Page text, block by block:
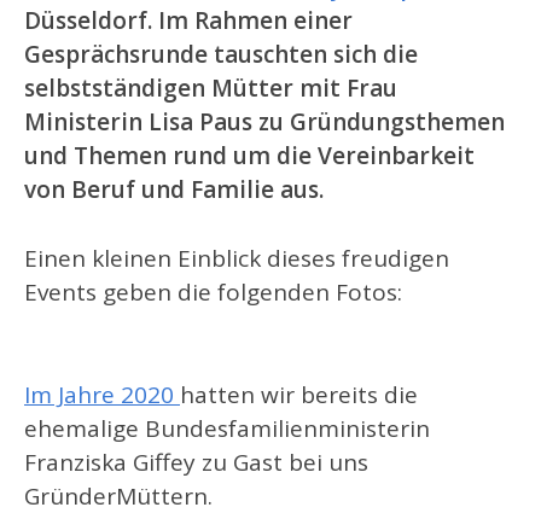
Düsseldorf. Im Rahmen einer
Gesprächsrunde tauschten sich die
selbstständigen Mütter mit Frau
Ministerin Lisa Paus zu Gründungsthemen
und Themen rund um die Vereinbarkeit
von Beruf und Familie aus.
Einen kleinen Einblick dieses freudigen
Events geben die folgenden Fotos:
Im Jahre 2020 hatten wir bereits die
ehemalige Bundesfamilienministerin
Franziska Giffey zu Gast bei uns
GründerMüttern.